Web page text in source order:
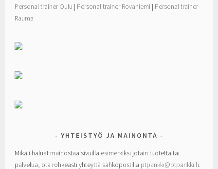
Personal trainer Oulu | Personal trainer Rovaniemi | Personal trainer
Rauma
YHTEISTYÖ JA MAINONTA
Mikäli haluat mainostaa sivuilla esimerkiksi jotain tuotetta tai
palvelua, ota rohkeasti yhteyttä sähköpostilla ptpankki@ptpankki.fi.